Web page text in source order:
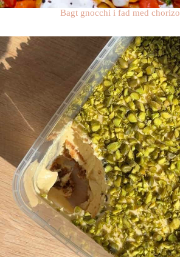
Bagt gnocchi i fad med chorizo